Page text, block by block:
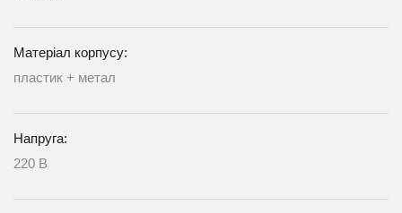
Матеріал корпусу:
пластик + метал
Напруга:
220 В